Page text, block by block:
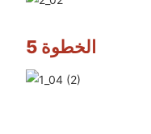
الخطوة 5